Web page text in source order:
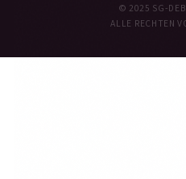
© 2025 SG-
ALLE RECHTEN